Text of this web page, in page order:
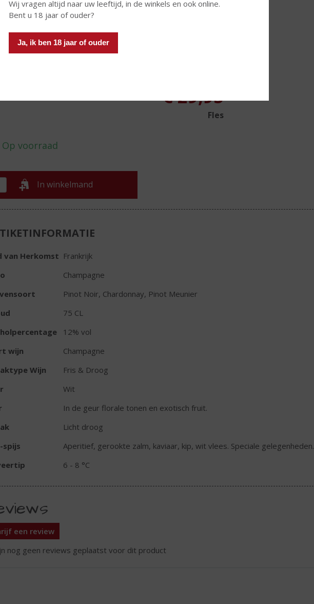
Wij vragen altijd naar uw leeftijd, in de winkels en ook online.
Bent u 18 jaar of ouder?
Ja, ik ben 18 jaar of ouder
en zijn nazaten: iedereen binnen de familie krijgt de
om zijn eigen positie te verwerven binnen het
aan de moderne tijd en te verbeteren daar waar dat
€29,95
Fles
In winkelmand
van Herkomst Frankrijk
Champagne
Pinot Noir, Chardonnay, Pinot Meunier
75 CL
12% vol
wijn
Champagne
Wijn
Fris & Droog
Wit
In de geur florale tonen en exotisch fruit.
Licht droog
spijs
Aperitief, gerookte zalm, kaviaar, kip, wit vlees. Speciale gelegenheden.
6 - 8 °C
een review
nog geen reviews geplaatst voor dit product